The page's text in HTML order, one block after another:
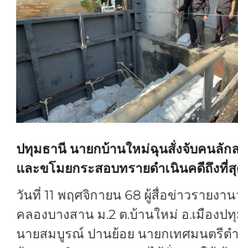
ปทุมธานี นายกบ้านใหม่ฉุนสั่งจับคนลัก
และขโมยกระสอบทรายดำเนินคดีถึงที่
วันที่ 11 พฤศจิกายน 68 ผู้สื่อข่าวรายงา
คลองบางสาน ม.2 ต.บ้านใหม่ อ.เมืองป
นายสมบูรณ์ ปานย้อย นายกเทศมนตรีตํ